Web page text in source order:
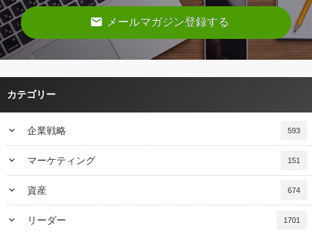
email メールマガジン登録する
カテゴリー
keyboard_arrow_down 企業戦略 593
keyboard_arrow_down マーケティング 151
keyboard_arrow_down 資産 674
keyboard_arrow_down リーダー 1701